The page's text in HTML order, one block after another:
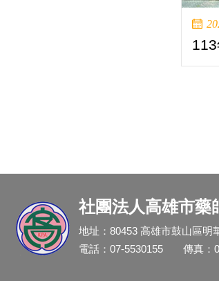
社團法人高雄市藥
地址：80453 高雄市鼓山區明
電話：07-5530155
傳真：